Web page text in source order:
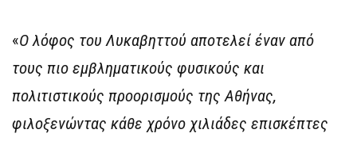
«Ο λόφος του Λυκαβηττού αποτελεί έναν από
τους πιο εμβληματικούς φυσικούς και
πολιτιστικούς προορισμούς της Αθήνας,
φιλοξενώντας κάθε χρόνο χιλιάδες επισκέπτες